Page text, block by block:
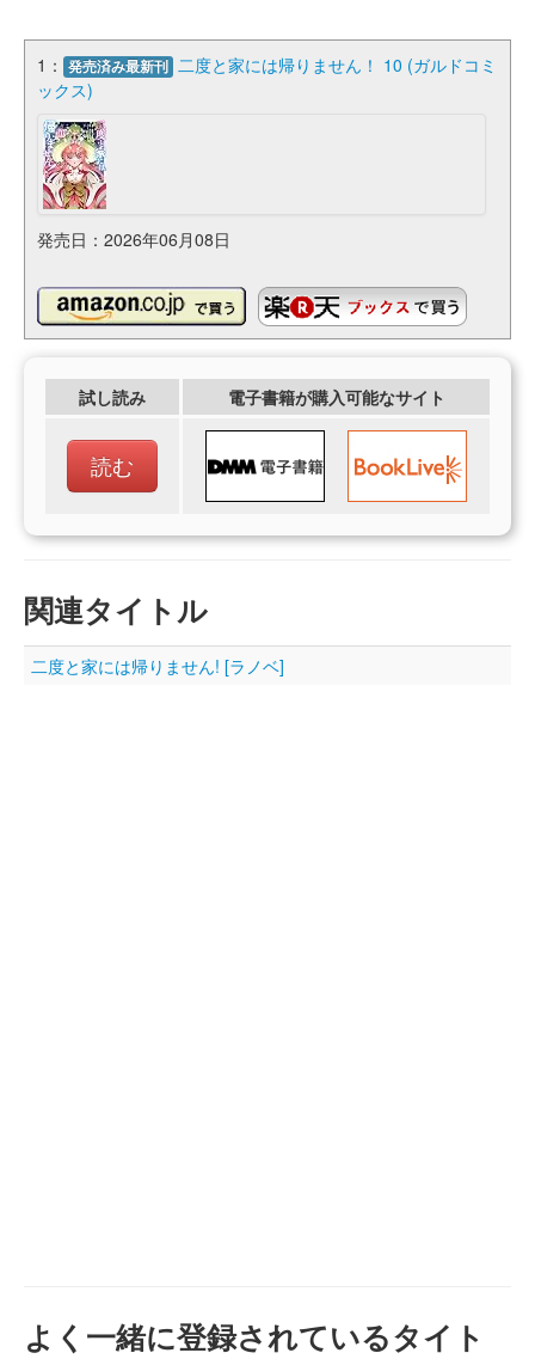
1： 発売済み最新刊 二度と家には帰りません！ 10 (ガルドコミ
ックス)
発売日：2026年06月08日
試し読み 電子書籍が購入可能なサイト
読む
関連タイトル
二度と家には帰りません! [ラノベ]
よく一緒に登録されているタイト